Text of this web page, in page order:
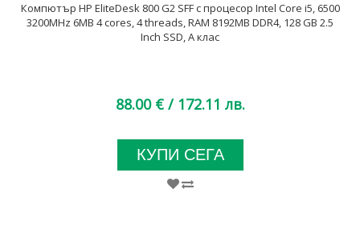
Компютър HP EliteDesk 800 G2 SFF с процесор Intel Core i5, 6500
3200MHz 6MB 4 cores, 4 threads, RAM 8192MB DDR4, 128 GB 2.5
Inch SSD, А клас
88.00 € / 172.11 лв.
КУПИ СЕГА